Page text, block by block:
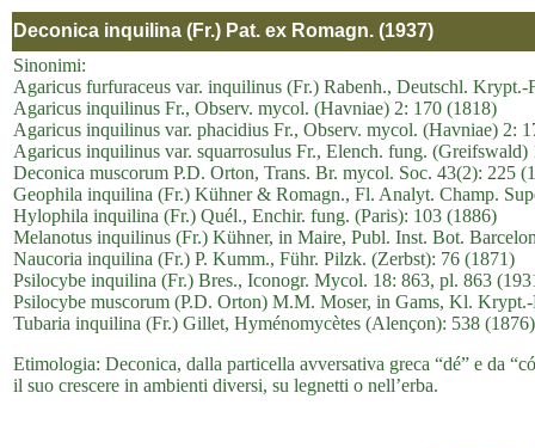
Deconica inquilina (Fr.) Pat. ex Romagn. (1937)
Sinonimi:
Agaricus furfuraceus var. inquilinus (Fr.) Rabenh., Deutschl.
Agaricus inquilinus Fr., Observ. mycol. (Havniae) 2: 170 (1818)
Agaricus inquilinus var. phacidius Fr., Observ. mycol. (Havniae) 2:
Agaricus inquilinus var. squarrosulus Fr., Elench. fung. (Greifswald)
Deconica muscorum P.D. Orton, Trans. Br. mycol. Soc. 43(2): 225
Geophila inquilina (Fr.) Kühner & Romagn., Fl. Analyt. Champ.
Hylophila inquilina (Fr.) Quél., Enchir. fung. (Paris): 103 (1886)
Melanotus inquilinus (Fr.) Kühner, in Maire, Publ. Inst. Bot.
Naucoria inquilina (Fr.) P. Kumm., Führ. Pilzk. (Zerbst): 76 (1871)
Psilocybe inquilina (Fr.) Bres., Iconogr. Mycol. 18: 863, pl. 863
Psilocybe muscorum (P.D. Orton) M.M. Moser, in Gams, Kl.
Tubaria inquilina (Fr.) Gillet, Hyménomycètes (Alençon): 538
Etimologia: Deconica, dalla particella avversativa greca “dé” e da
il suo crescere in ambienti diversi, su legnetti o nell’erba.